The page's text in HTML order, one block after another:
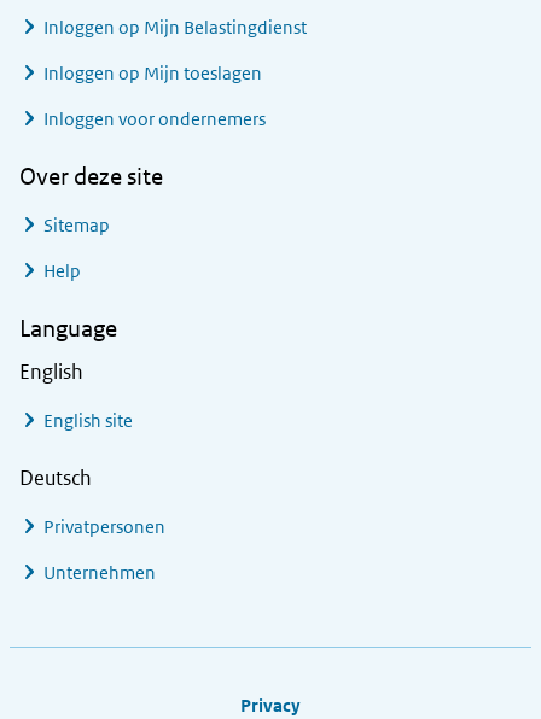
Inloggen op Mijn Belastingdienst
Inloggen op Mijn toeslagen
Inloggen voor ondernemers
Over deze site
Sitemap
Help
Language
English
English site
Deutsch
Privatpersonen
Unternehmen
Privacy